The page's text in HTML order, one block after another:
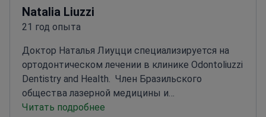
Natalia Liuzzi
21 год опыта
Доктор Наталья Лиуцци специализируется на
ортодонтическом лечении в клинике Odontoliuzzi
Dentistry and Health. Член Бразильского
общества лазерной медицины и
хирургииСосредоточена на сочетании высоких
Читать подробнее